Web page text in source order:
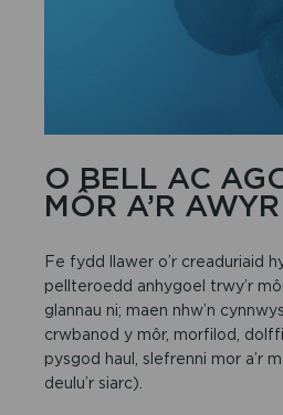
O BELL AC
MÔR A’R AWYR
Fe fydd llawer o’r creaduriaid
pellteroedd anhygoel trwy’r
glannau ni; maen nhw’n
crwbanod y môr, morfilod,
pysgod haul, slefrenni mor a’r
deulu’r siarc).